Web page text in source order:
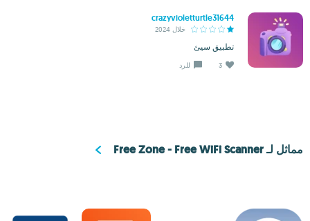
crazyvioletturtle31644
خلال 2024
تطبيق سيئ
3 للرد
مماثل لـ Free Zone - Free WiFi Scanner